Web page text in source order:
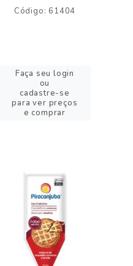
Código: 61404
Faça seu login
ou
cadastre-se
para ver preços
e comprar